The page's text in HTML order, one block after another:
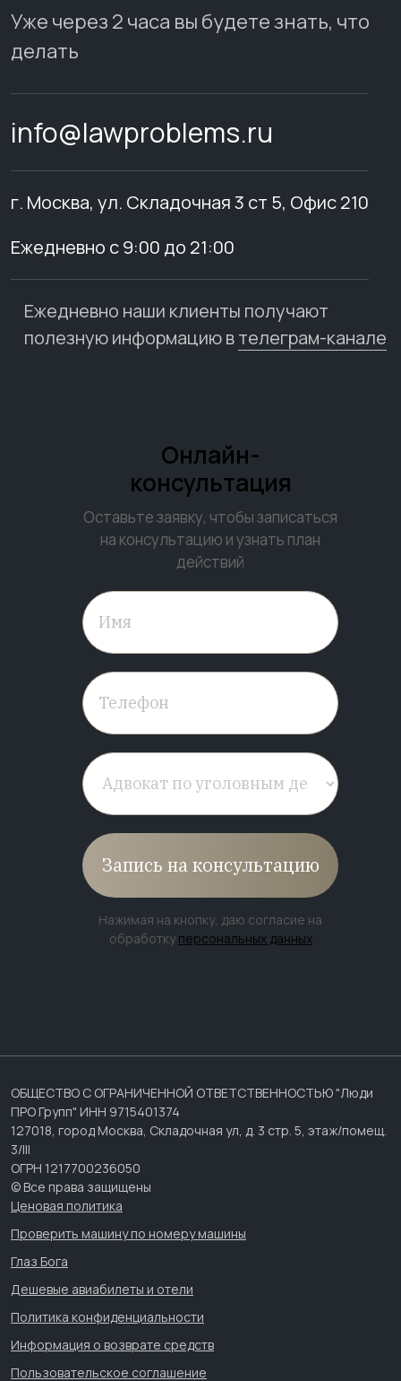
Уже через 2 часа вы будете знать, что
делать
info@lawproblems.ru
г. Москва, ул. Складочная 3 ст 5, Офис 210
Ежедневно с 9:00 до 21:00
Ежедневно наши клиенты получают
полезную информацию втелеграм-канале
Онлайн-
консультация
Оставьте заявку, чтобы записаться
на консультацию и узнать план
действий
Запись на консультацию
Нажимая на кнопку, даю согласие на
обработку персональных данных
ОБЩЕСТВО С ОГРАНИЧЕННОЙ ОТВЕТСТВЕННОСТЬЮ "Люди
ПРО Групп" ИНН 9715401374
127018, город Москва, Складочная ул, д. 3 стр. 5, этаж/помещ.
3/III
ОГРН 1217700236050
© Все права защищены
Ценовая политика
Проверить машину по номеру машины
Глаз Бога
Дешевые авиабилеты и отели
Политика конфиденциальности
Информация о возврате средств
Пользовательское соглашение